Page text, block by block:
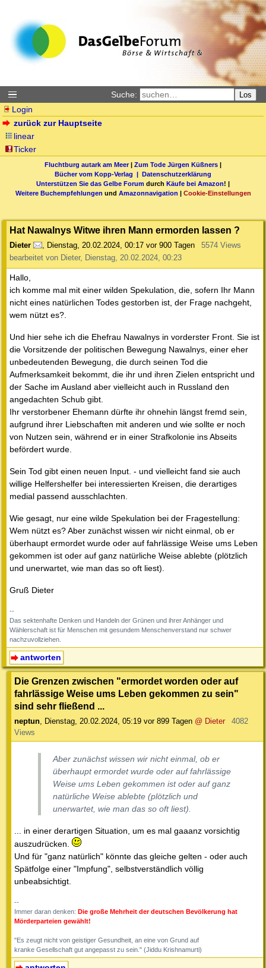
Suche: Los
Login
zurück zur Hauptseite
linear
Ticker
Fluchtburg autark am Meer| Zum Tode Jürgen Küßners |
Bücher vom Kopp-Verlag | Datenschutzerklärung
Unterstützen Sie das Gelbe Forum durch Käufe bei Amazon! |
Weitere Buchempfehlungen und Amazonnavigation | Cookie-Einstellungen
Hat Nawalnys Witwe ihren Mann ermorden lassen ?
Dieter , Dienstag, 20.02.2024, 00:17 vor 900 Tagen
5574 Views
bearbeitet von Dieter, Dienstag, 20.02.2024, 00:23
Hallo,
ich komme mal mit einer wilden Spekulation, die, sofern Ihr Mann
nicht eines natürlichen Todes gestorben ist, der Frage nachgeht,
wem nützt es?.
Und hier sehe ich die Ehefrau Nawalnys in vorderster Front. Sie ist
die Vorsitzende der politischen Bewegung Nawalnys, einer eher
unbedeutenden Bewegung, die durch seinen Tod die
Aufmerksamkeit bekommt, die ihr und ihren Zielen entspricht und
der Sache im Ausland aber vielleicht auch in Russland den
angedachten Schub gibt.
Ihr verstorbener Ehemann dürfte ihr ohnehin längst fremd sein,
aufgrund ihrer Liebschaften mit anderen und wie sollte er noch
von Nutzen sein, während er in einer Strafkolonie ins Abseits
befördert wurde.
Sein Tod gibt einen neuen Input. - und vielleicht fand sie auch
willige Helfershelfer bei interessierten Kreisen, die derartiges
medial passend ausschlachten.
Wie gesagt, nur eine wilde Spekulation bei der Fragestellung:
Wem nützt es? Aber zunächst wissen wir nicht einmal, ob er
überhaupt ermordet wurde oder auf fahrlässige Weise ums Leben
gekommen ist oder auf ganz natürliche Weise ablebte (plötzlich
und unerwartet, wie man das so oft liest).
Gruß Dieter
--
Das sektenhafte Denken und Handeln der Grünen und ihrer Anhänger und
Wählerschaft ist für Menschen mit gesundem Menschenverstand nur schwer
nachzuvollziehen.
antworten
Die Grenzen zwischen "ermordet worden oder auf
fahrlässige Weise ums Leben gekommen zu sein"
sind sehr fließend ...
neptun, Dienstag, 20.02.2024, 05:19 vor 899 Tagen @ Dieter
4082
Views
Aber zunächst wissen wir nicht einmal, ob er
überhaupt ermordet wurde oder auf fahrlässige
Weise ums Leben gekommen ist oder auf ganz
natürliche Weise ablebte (plötzlich und
unerwartet, wie man das so oft liest).
... in einer derartigen Situation, um es mal gaaanz vorsichtig
auszudrücken.
Und für "ganz natürlich" könnte das gleiche gelten - oder auch
Spätfolge einer "Impfung", selbstverständlich völlig
unbeabsichtigt.
--
Immer daran denken: Die große Mehrheit der deutschen Bevölkerung hat
Mörderparteien gewählt!
"Es zeugt nicht von geistiger Gesundheit, an eine von Grund auf
kranke Gesellschaft gut angepasst zu sein." (Jiddu Krishnamurti)